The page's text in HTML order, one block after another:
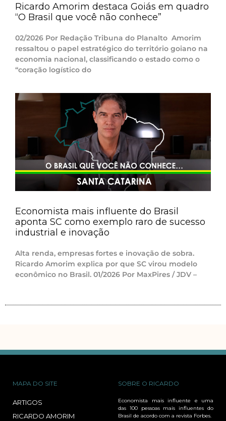
Ricardo Amorim destaca Goiás em quadro
“O Brasil que você não conhece”
02/2026 Por Redação Tribuna do Planalto Amorim
ressaltou o papel estratégico do território goiano na
economia nacional, classificando o estado como o
“coração logístico do
Economista mais influente do Brasil
aponta SC como exemplo raro de sucesso
industrial e inovação
Alta renda, empresas fortes e inovação de sobra.
Ricardo Amorim explica por que SC virou modelo
econômico no Brasil. 01/2026 Por MaxPires / JDV –
MAPA DO SITE
ARTIGOS
RICARDO AMORIM
SOBRE O RICARDO
Economista mais influente e uma
das 100 pessoas mais influentes do
Brasil de acordo com a revista Forbes.